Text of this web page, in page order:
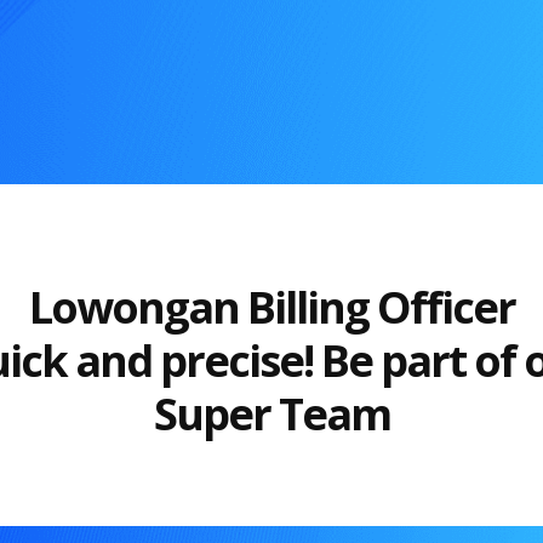
Lowongan Billing Officer
and precise! Be part of
Super Team